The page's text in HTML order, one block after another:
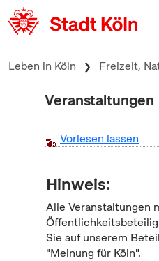
zum Inhalt springen
Leben in Köln Freizeit,
Veranstaltungen
Vorlesen lassen
Hinweis:
Alle Veranstaltungen
Sie auf unserem
"Meinung für Köln".